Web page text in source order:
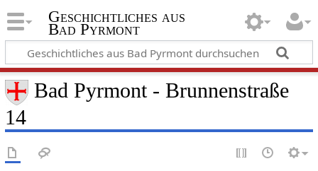
Geschichtliches aus
Bad Pyrmont
Bad Pyrmont - Brunnenstraße
14